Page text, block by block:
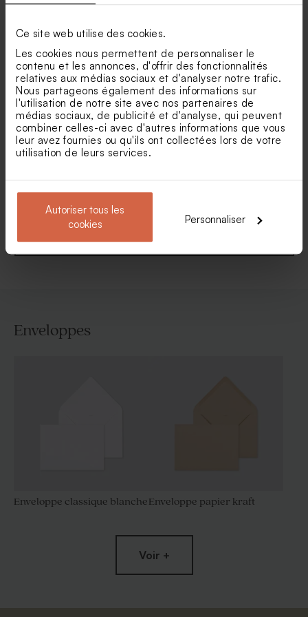
Ce site web utilise des cookies.
Les cookies nous permettent de personnaliser le
contenu et les annonces, d'offrir des fonctionnalités
relatives aux médias sociaux et d'analyser notre trafic.
Nous partageons également des informations sur
l'utilisation de notre site avec nos partenaires de
médias sociaux, de publicité et d'analyse, qui peuvent
combiner celles-ci avec d'autres informations que vous
leur avez fournies ou qu'ils ont collectées lors de votre
utilisation de leurs services.
Autoriser tous les
cookies
Personnaliser
Sucette baptême arc-en-ciel
Faire-part naissance
Faire part naissance liberty
tirage photo
montgolfière et photo
Enveloppes
Enveloppe classique blancheEnveloppe papier kraft
Voir +